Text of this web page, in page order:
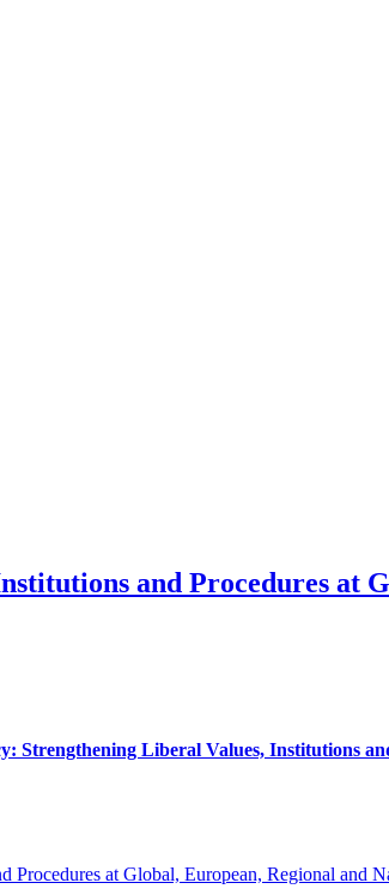
and Procedures at
Strengthening Liberal Values, Institutions
Procedures at Global, European, Regional and